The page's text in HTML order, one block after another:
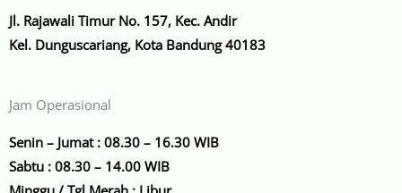
Jl. Rajawali Timur No. 157, Kec. Andir
Kel. Dunguscariang, Kota Bandung 40183
Jam Operasional
Senin – Jumat : 08.30 – 16.30 WIB
Sabtu : 08.30 – 14.00 WIB